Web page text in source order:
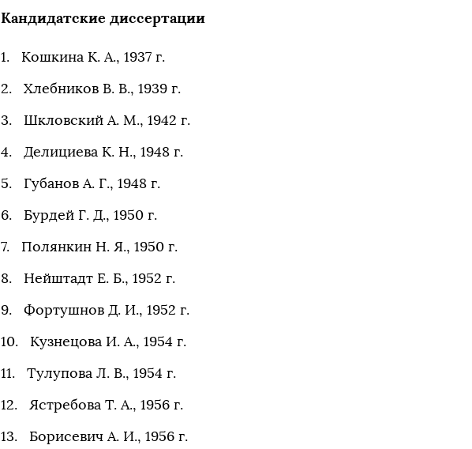
Кандидатские диссертации
Кошкина К. А., 1937 г.
Хлебников В. В., 1939 г.
Шкловский А. М., 1942 г.
Делициева К. Н., 1948 г.
Губанов А. Г., 1948 г.
Бурдей Г. Д., 1950 г.
Полянкин Н. Я., 1950 г.
Нейштадт Е. Б., 1952 г.
Фортушнов Д. И., 1952 г.
Кузнецова И. А., 1954 г.
Тулупова Л. В., 1954 г.
Ястребова Т. А., 1956 г.
Борисевич А. И., 1956 г.